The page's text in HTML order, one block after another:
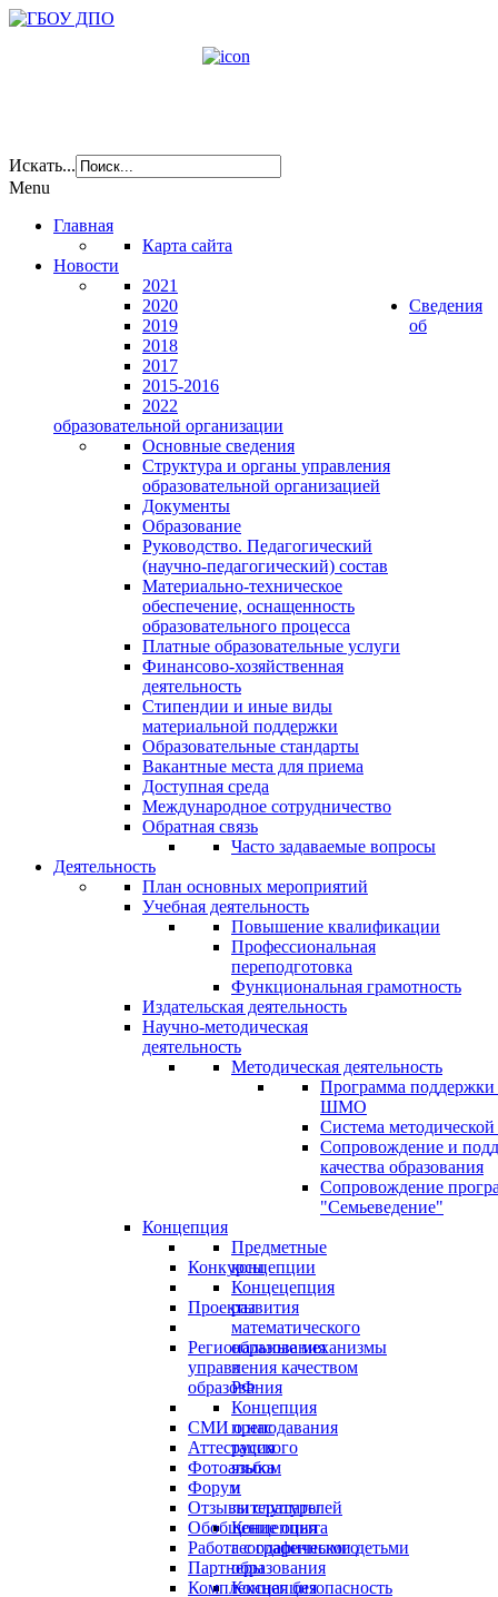
Искать...
Menu
Главная
Карта сайта
Новости
2021
2020
2019
2018
2017
2015-2016
2022
Сведения
об
образовательной организации
Основные сведения
Структура и органы управления
образовательной организацией
Документы
Образование
Руководство. Педагогический
(научно-педагогический) состав
Материально-техническое
обеспечение, оснащенность
образовательного процесса
Платные образовательные услуги
Финансово-хозяйственная
деятельность
Стипендии и иные виды
материальной поддержки
Образовательные стандарты
Вакантные места для приема
Доступная среда
Международное сотрудничество
Обратная связь
Часто задаваемые вопросы
Деятельность
План основных мероприятий
Учебная деятельность
Повышение квалификации
Профессиональная
переподготовка
Функциональная грамотность
Издательская деятельность
Научно-методическая
деятельность
Методическая деятельность
Программа
ШМО
Система
Сопровождение и
качества образования
Сопровождение
"Семьеведение"
Концепция
Предметные
концепции
Концецепция
развития
математического
образования
в
РФ
Концепция
преподавания
русского
языка
и
литературы
Концепция
географического
образования
Концепция
Конкурсы
Проекты
Региональные механизмы
управления качеством
образования
СМИ о нас
Аттестация
Фотоальбом
Форум
Отзывы слушателей
Обобщение опыта
Работа с одаренными детьми
Партнеры
Комплексная безопасность